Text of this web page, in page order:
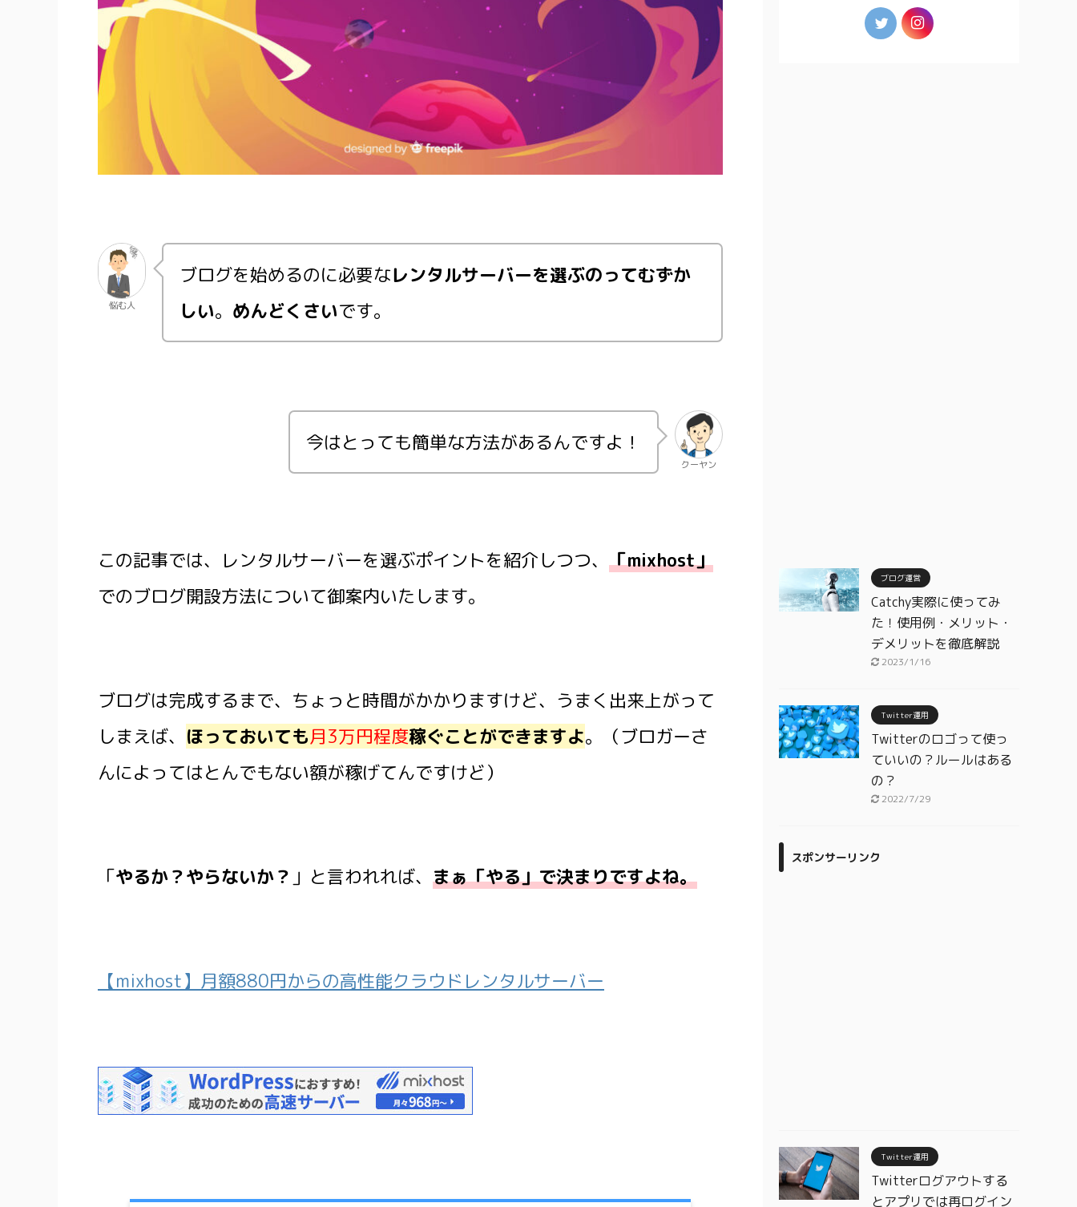
悩む人
ブログを始めるのに必要なレンタルサーバーを選ぶのってむずか
しい。 めんどくさいです。
今はとっても簡単な方法があるんですよ！
クーヤン
この記事では、レンタルサーバーを選ぶポイントを紹介しつつ、 「mixhost」
でのブログ開設方法について御案内いたします。
ブログは完成するまで、ちょっと時間がかかりますけど、うまく出来上がって
しまえば、 ほっておいても月3万円程度稼ぐことができますよ。（ブロガーさ
んによってはとんでもない額が稼げてんですけど）
「やるか？やらないか？ 」と言われれば、 まぁ「やる」で決まりですよね。
【mixhost】月額880円からの高性能クラウドレンタルサーバー
ブログ運営
Catchy実際に使ってみ
た！使用例・メリット・
デメリットを徹底解説
2023/1/16
Twitter運用
Twitterのロゴって使っ
ていいの？ルールはある
の？
2022/7/29
スポンサーリンク
Twitter運用
Twitterログアウトする
とアプリでは再ログイン